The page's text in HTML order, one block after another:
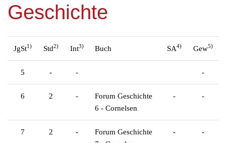
Geschichte
JgSt1) Std2) Int3) Buch SA4) Gew5)
5 - - -
6 2 -
Forum Geschichte
6 - Cornelsen
- -
7 2 -
Forum Geschichte
- -